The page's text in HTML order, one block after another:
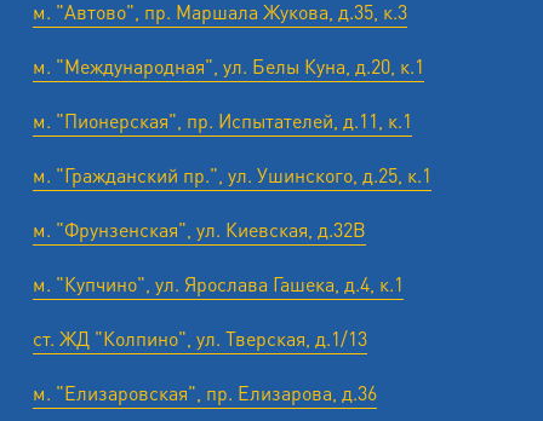
м. "Автово", пр. Маршала Жукова, д.35, к.3
м. "Международная", ул. Белы Куна, д.20, к.1
м. "Пионерская", пр. Испытателей, д.11, к.1
м. "Гражданский пр.", ул. Ушинского, д.25, к.1
м. "Фрунзенская", ул. Киевская, д.32В
м. "Купчино", ул. Ярослава Гашека, д.4, к.1
ст. ЖД "Колпино", ул. Тверская, д.1/13
м. "Елизаровская", пр. Елизарова, д.36